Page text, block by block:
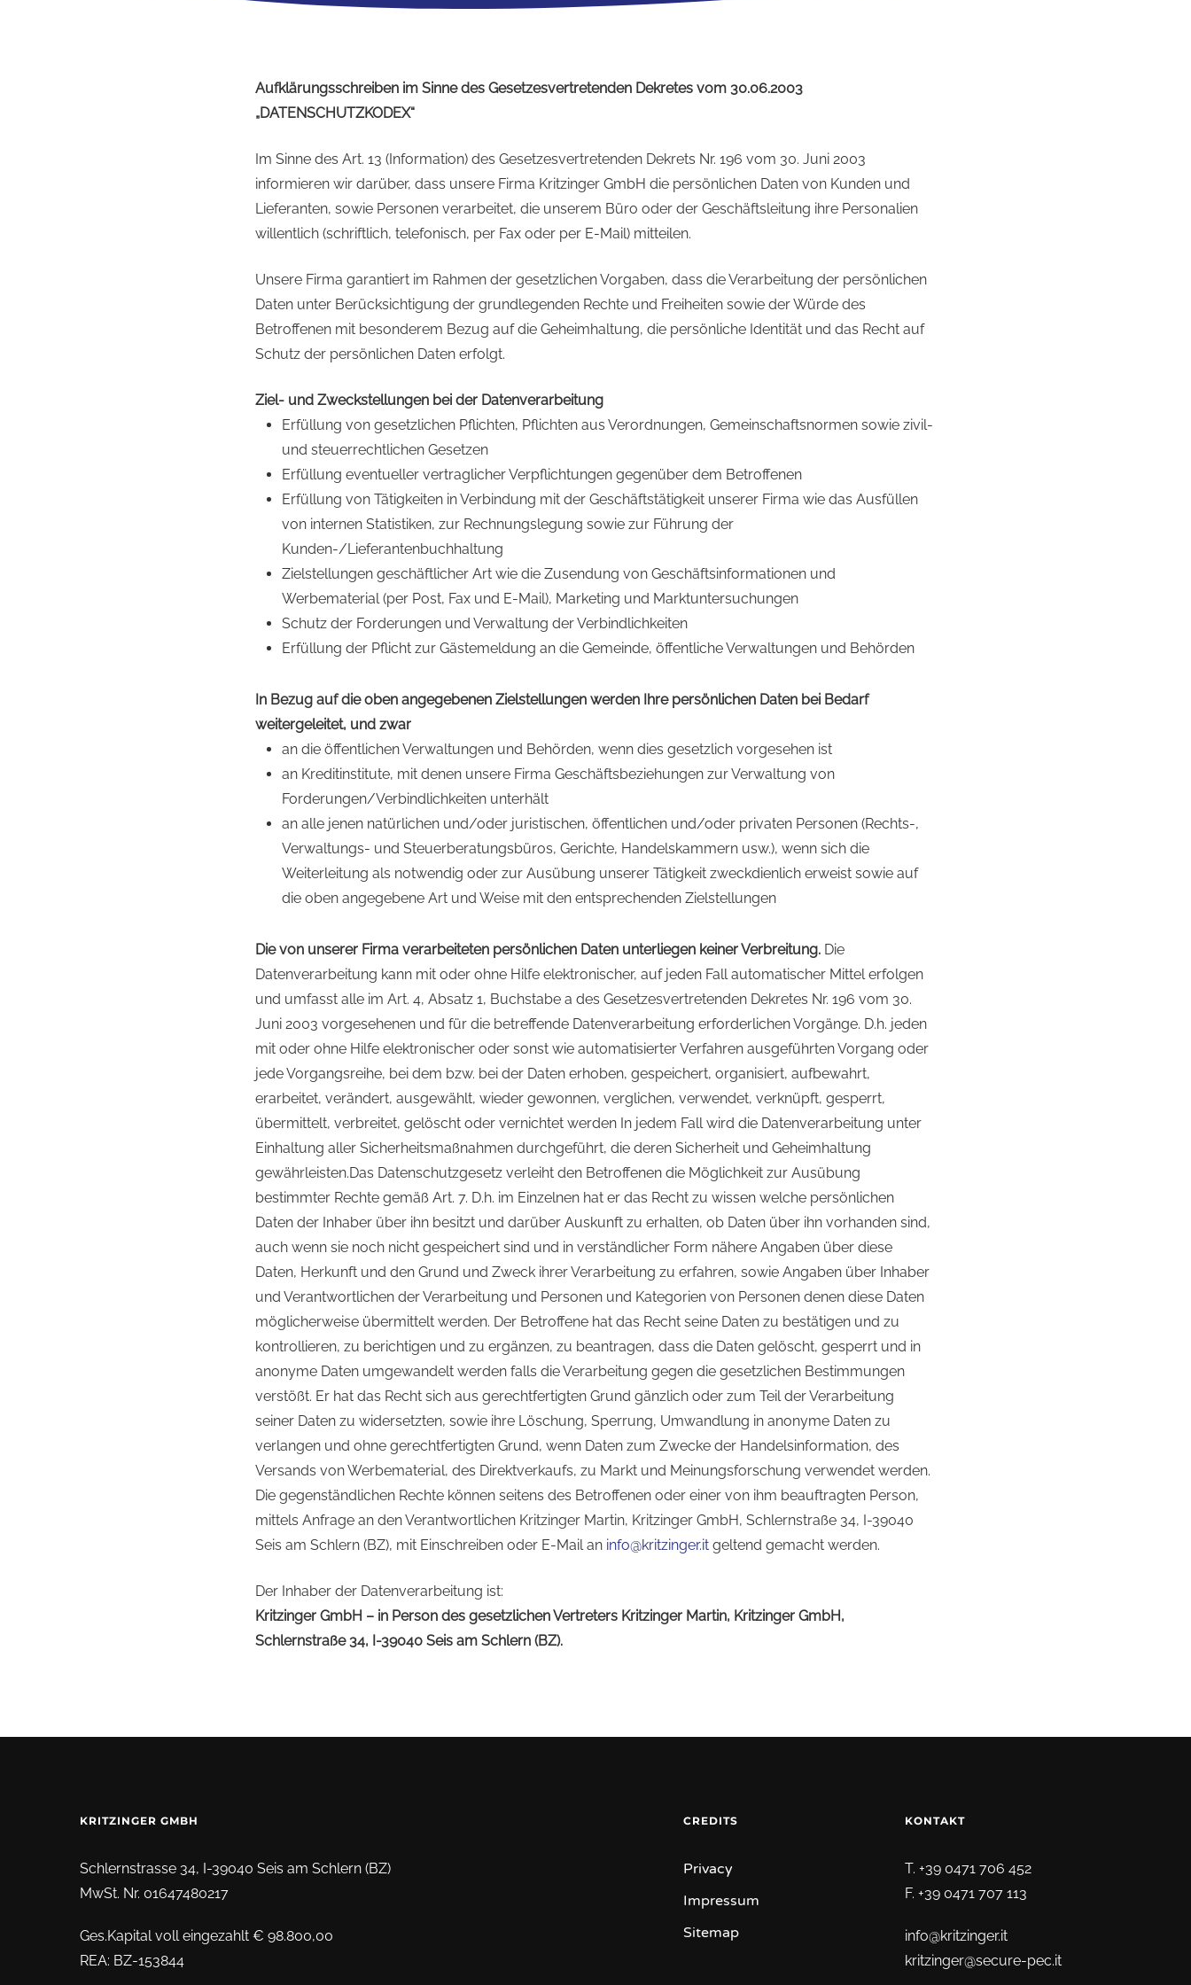
Aufklärungsschreiben im Sinne des Gesetzesvertretenden Dekretes vom 30.06.2003
„DATENSCHUTZKODEX“
Im Sinne des Art. 13 (Information) des Gesetzesvertretenden Dekrets Nr. 196 vom 30. Juni 2003
informieren wir darüber, dass unsere Firma Kritzinger GmbH die persönlichen Daten von Kunden und
Lieferanten, sowie Personen verarbeitet, die unserem Büro oder der Geschäftsleitung ihre Personalien
willentlich (schriftlich, telefonisch, per Fax oder per E-Mail) mitteilen.
Unsere Firma garantiert im Rahmen der gesetzlichen Vorgaben, dass die Verarbeitung der persönlichen
Daten unter Berücksichtigung der grundlegenden Rechte und Freiheiten sowie der Würde des
Betroffenen mit besonderem Bezug auf die Geheimhaltung, die persönliche Identität und das Recht auf
Schutz der persönlichen Daten erfolgt.
Ziel- und Zweckstellungen bei der Datenverarbeitung
Erfüllung von gesetzlichen Pflichten, Pflichten aus Verordnungen, Gemeinschaftsnormen sowie zivil-
und steuerrechtlichen Gesetzen
Erfüllung eventueller vertraglicher Verpflichtungen gegenüber dem Betroffenen
Erfüllung von Tätigkeiten in Verbindung mit der Geschäftstätigkeit unserer Firma wie das Ausfüllen
von internen Statistiken, zur Rechnungslegung sowie zur Führung der
Kunden-/Lieferantenbuchhaltung
Zielstellungen geschäftlicher Art wie die Zusendung von Geschäftsinformationen und
Werbematerial (per Post, Fax und E-Mail), Marketing und Marktuntersuchungen
Schutz der Forderungen und Verwaltung der Verbindlichkeiten
Erfüllung der Pflicht zur Gästemeldung an die Gemeinde, öffentliche Verwaltungen und Behörden
In Bezug auf die oben angegebenen Zielstellungen werden Ihre persönlichen Daten bei Bedarf
weitergeleitet, und zwar
an die öffentlichen Verwaltungen und Behörden, wenn dies gesetzlich vorgesehen ist
an Kreditinstitute, mit denen unsere Firma Geschäftsbeziehungen zur Verwaltung von
Forderungen/Verbindlichkeiten unterhält
an alle jenen natürlichen und/oder juristischen, öffentlichen und/oder privaten Personen (Rechts-,
Verwaltungs- und Steuerberatungsbüros, Gerichte, Handelskammern usw.), wenn sich die
Weiterleitung als notwendig oder zur Ausübung unserer Tätigkeit zweckdienlich erweist sowie auf
die oben angegebene Art und Weise mit den entsprechenden Zielstellungen
Die von unserer Firma verarbeiteten persönlichen Daten unterliegen keiner Verbreitung. Die
Datenverarbeitung kann mit oder ohne Hilfe elektronischer, auf jeden Fall automatischer Mittel erfolgen
und umfasst alle im Art. 4, Absatz 1, Buchstabe a des Gesetzesvertretenden Dekretes Nr. 196 vom 30.
Juni 2003 vorgesehenen und für die betreffende Datenverarbeitung erforderlichen Vorgänge. D.h. jeden
mit oder ohne Hilfe elektronischer oder sonst wie automatisierter Verfahren ausgeführten Vorgang oder
jede Vorgangsreihe, bei dem bzw. bei der Daten erhoben, gespeichert, organisiert, aufbewahrt,
erarbeitet, verändert, ausgewählt, wieder gewonnen, verglichen, verwendet, verknüpft, gesperrt,
übermittelt, verbreitet, gelöscht oder vernichtet werden In jedem Fall wird die Datenverarbeitung unter
Einhaltung aller Sicherheitsmaßnahmen durchgeführt, die deren Sicherheit und Geheimhaltung
gewährleisten.Das Datenschutzgesetz verleiht den Betroffenen die Möglichkeit zur Ausübung
bestimmter Rechte gemäß Art. 7. D.h. im Einzelnen hat er das Recht zu wissen welche persönlichen
Daten der Inhaber über ihn besitzt und darüber Auskunft zu erhalten, ob Daten über ihn vorhanden sind,
auch wenn sie noch nicht gespeichert sind und in verständlicher Form nähere Angaben über diese
Daten, Herkunft und den Grund und Zweck ihrer Verarbeitung zu erfahren, sowie Angaben über Inhaber
und Verantwortlichen der Verarbeitung und Personen und Kategorien von Personen denen diese Daten
möglicherweise übermittelt werden. Der Betroffene hat das Recht seine Daten zu bestätigen und zu
kontrollieren, zu berichtigen und zu ergänzen, zu beantragen, dass die Daten gelöscht, gesperrt und in
anonyme Daten umgewandelt werden falls die Verarbeitung gegen die gesetzlichen Bestimmungen
verstößt. Er hat das Recht sich aus gerechtfertigten Grund gänzlich oder zum Teil der Verarbeitung
seiner Daten zu widersetzten, sowie ihre Löschung, Sperrung, Umwandlung in anonyme Daten zu
verlangen und ohne gerechtfertigten Grund, wenn Daten zum Zwecke der Handelsinformation, des
Versands von Werbematerial, des Direktverkaufs, zu Markt und Meinungsforschung verwendet werden.
Die gegenständlichen Rechte können seitens des Betroffenen oder einer von ihm beauftragten Person,
mittels Anfrage an den Verantwortlichen Kritzinger Martin, Kritzinger GmbH, Schlernstraße 34, I-39040
Seis am Schlern (BZ), mit Einschreiben oder E-Mail an info@kritzinger.it geltend gemacht werden.
Der Inhaber der Datenverarbeitung ist:
Kritzinger GmbH – in Person des gesetzlichen Vertreters Kritzinger Martin, Kritzinger GmbH,
Schlernstraße 34, I-39040 Seis am Schlern (BZ).
KRITZINGER GMBH
Schlernstrasse 34, I-39040 Seis am Schlern (BZ)
MwSt. Nr. 01647480217
Ges.Kapital voll eingezahlt € 98.800,00
REA: BZ-153844
CREDITS
Privacy
Impressum
Sitemap
KONTAKT
T. +39 0471 706 452
F. +39 0471 707 113
info@kritzinger.it
kritzinger@secure-pec.it